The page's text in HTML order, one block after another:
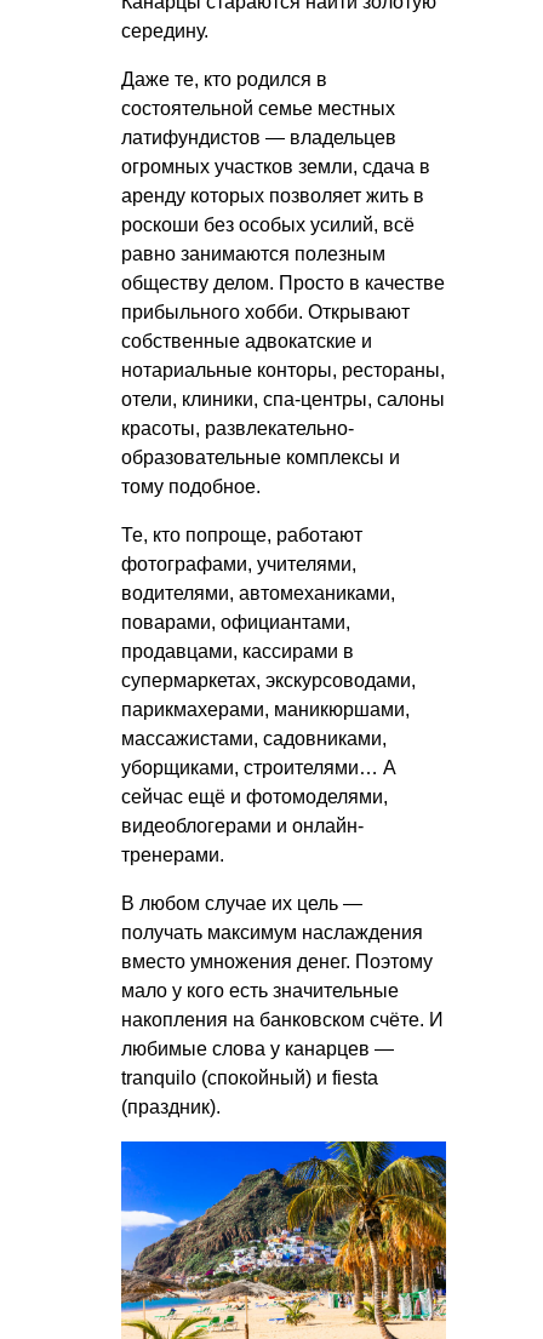
середину.
Даже те, кто родился в
состоятельной семье местных
латифундистов — владельцев
огромных участков земли, сдача в
аренду которых позволяет жить в
роскоши без особых усилий, всё
равно занимаются полезным
обществу делом. Просто в качестве
прибыльного хобби. Открывают
собственные адвокатские и
нотариальные конторы, рестораны,
отели, клиники, спа-центры, салоны
красоты, развлекательно-
образовательные комплексы и
тому подобное.
Те, кто попроще, работают
фотографами, учителями,
водителями, автомеханиками,
поварами, официантами,
продавцами, кассирами в
супермаркетах, экскурсоводами,
парикмахерами, маникюршами,
массажистами, садовниками,
уборщиками, строителями… А
сейчас ещё и фотомоделями,
видеоблогерами и онлайн-
тренерами.
В любом случае их цель —
получать максимум наслаждения
вместо умножения денег. Поэтому
мало у кого есть значительные
накопления на банковском счёте. И
любимые слова у канарцев —
tranquilo (спокойный) и fiesta
(праздник).